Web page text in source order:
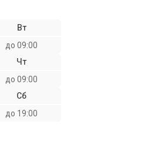
Вт
до 09:00
Чт
до 09:00
Сб
до 19:00